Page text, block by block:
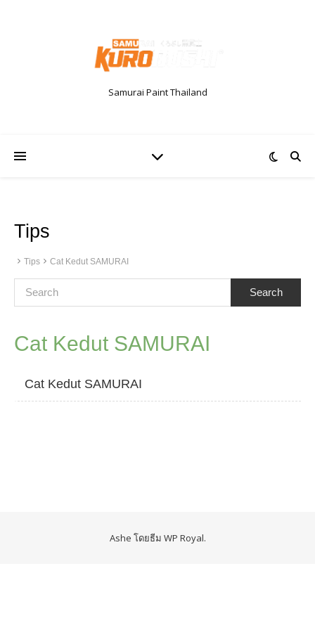
Samurai Paint Thailand
Tips
Tips Cat Kedut SAMURAI
Cat Kedut SAMURAI
Cat Kedut SAMURAI
Ashe โดยธีม WP Royal.